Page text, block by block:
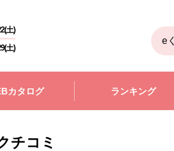
土)
土)
e
カタログ ランキング
チコミ